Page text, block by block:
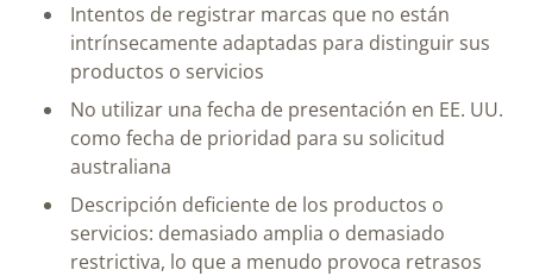
Intentos de registrar marcas que no están
intrínsecamente adaptadas para distinguir sus
productos o servicios
No utilizar una fecha de presentación en EE. UU.
como fecha de prioridad para su solicitud
australiana
Descripción deficiente de los productos o
servicios: demasiado amplia o demasiado
restrictiva, lo que a menudo provoca retrasos